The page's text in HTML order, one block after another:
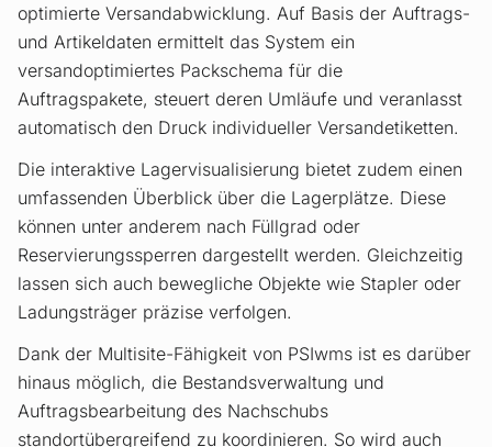
optimierte Versandabwicklung. Auf Basis der Auftrags-
und Artikeldaten ermittelt das System ein
versandoptimiertes Packschema für die
Auftragspakete, steuert deren Umläufe und veranlasst
automatisch den Druck individueller Versandetiketten.
Die interaktive Lagervisualisierung bietet zudem einen
umfassenden Überblick über die Lagerplätze. Diese
können unter anderem nach Füllgrad oder
Reservierungssperren dargestellt werden. Gleichzeitig
lassen sich auch bewegliche Objekte wie Stapler oder
Ladungsträger präzise verfolgen.
Dank der Multisite-Fähigkeit von PSIwms ist es darüber
hinaus möglich, die Bestandsverwaltung und
Auftragsbearbeitung des Nachschubs
standortübergreifend zu koordinieren. So wird auch